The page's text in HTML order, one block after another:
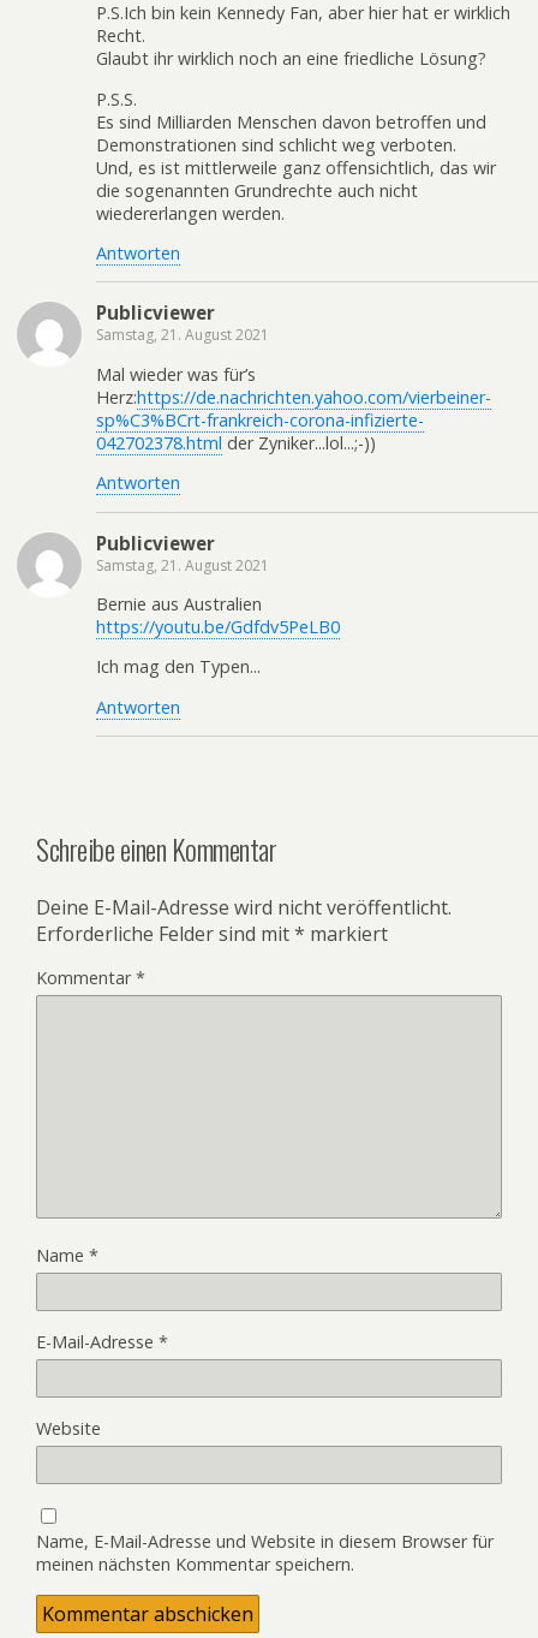
P.S.Ich bin kein Kennedy Fan, aber hier hat er wirklich
Recht.
Glaubt ihr wirklich noch an eine friedliche Lösung?
P.S.S.
Es sind Milliarden Menschen davon betroffen und
Demonstrationen sind schlicht weg verboten.
Und, es ist mittlerweile ganz offensichtlich, das wir
die sogenannten Grundrechte auch nicht
wiedererlangen werden.
Antworten
Publicviewer
Samstag, 21. August 2021
Mal wieder was für’s
Herz:https://de.nachrichten.yahoo.com/vierbeiner-
sp%C3%BCrt-frankreich-corona-infizierte-
042702378.html der Zyniker...lol...;-))
Antworten
Publicviewer
Samstag, 21. August 2021
Bernie aus Australien
https://youtu.be/Gdfdv5PeLB0
Ich mag den Typen...
Antworten
Schreibe einen Kommentar
Deine E-Mail-Adresse wird nicht veröffentlicht.
Erforderliche Felder sind mit* markiert
Kommentar*
Name *
E-Mail-Adresse *
Website
Name, E-Mail-Adresse und Website in diesem Browser für
meinen nächsten Kommentar speichern.